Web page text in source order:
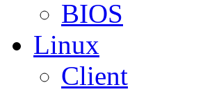
BIOS
Linux
Client